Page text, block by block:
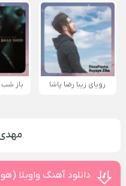
رویای زیبا رضا پاشا باز
دانلود آهنگ واویلا